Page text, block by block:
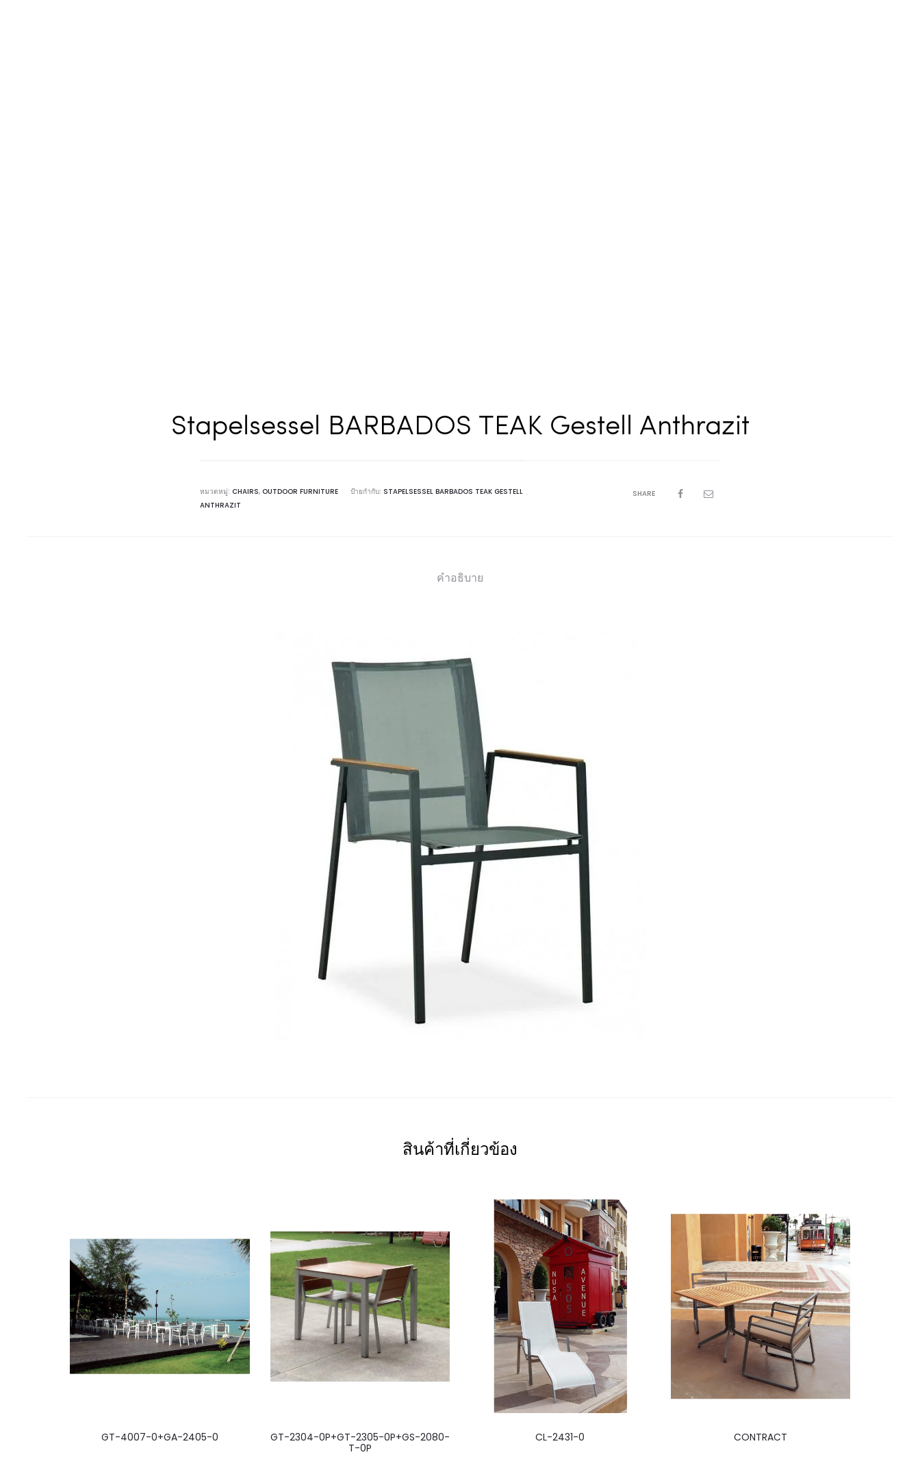
Stapelsessel BARBADOS TEAK Gestell Anthrazit
หมวดหมู่: CHAIRS, OUTDOOR FURNITURE ป้ายกำกับ: STAPELSESSEL BARBADOS TEAK GESTELL
ANTHRAZIT
SHARE
คำอธิบาย
สินค้าที่เกี่ยวข้อง
GT-4007-0+GA-2405-0
GT-2304-0P+GT-2305-0P+GS-2080-
T-0P
CL-2431-0 CONTRACT